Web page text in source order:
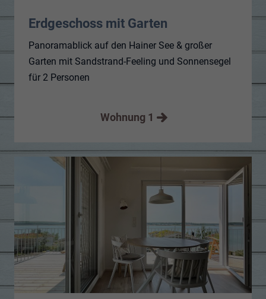
Erdgeschoss mit Garten
Panoramablick auf den Hainer See & großer
Garten mit Sandstrand-Feeling und Sonnensegel
für 2 Personen
Wohnung 1